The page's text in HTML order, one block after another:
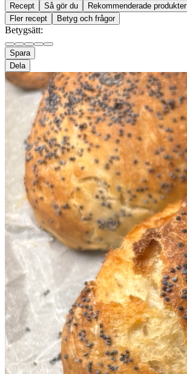
Recept
Så gör du Rekommenderade produkter
Fler recept
Betyg och frågor
Betygsätt:
Spara
Dela